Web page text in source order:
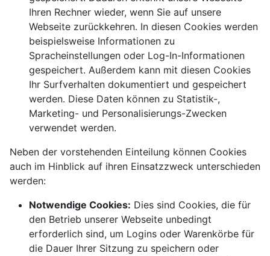
Ihren Rechner wieder, wenn Sie auf unsere
Webseite zurückkehren. In diesen Cookies werden
beispielsweise Informationen zu
Spracheinstellungen oder Log-In-Informationen
gespeichert. Außerdem kann mit diesen Cookies
Ihr Surfverhalten dokumentiert und gespeichert
werden. Diese Daten können zu Statistik-,
Marketing- und Personalisierungs-Zwecken
verwendet werden.
Neben der vorstehenden Einteilung können Cookies
auch im Hinblick auf ihren Einsatzzweck unterschieden
werden:
Notwendige Cookies: Dies sind Cookies, die für
den Betrieb unserer Webseite unbedingt
erforderlich sind, um Logins oder Warenkörbe für
die Dauer Ihrer Sitzung zu speichern oder